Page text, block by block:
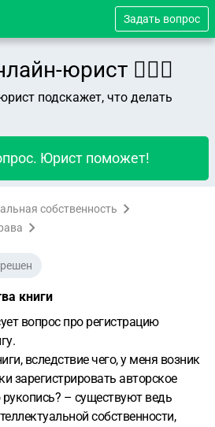
Задать вопрос
юрист 👨🏻‍⚖️
подскажет, что делать
Юрист поможет!
собственность
книги
вопрос про регистрацию
вследствие чего, у меня возник
зарегистрировать авторское
– существуют ведь
собственности,